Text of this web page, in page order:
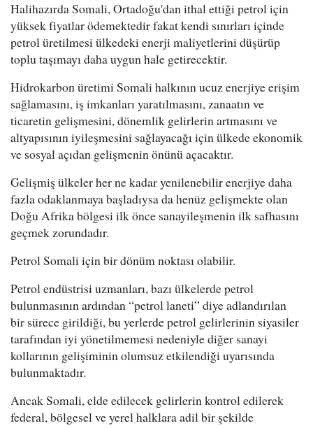
Halihazırda Somali, Ortadoğu'dan ithal ettiği petrol için
yüksek fiyatlar ödemektedir fakat kendi sınırları içinde
petrol üretilmesi ülkedeki enerji maliyetlerini düşürüp
toplu taşımayı daha uygun hale getirecektir.
Hidrokarbon üretimi Somali halkının ucuz enerjiye erişim
sağlamasını, iş imkanları yaratılmasını, zanaatın ve
ticaretin gelişmesini, dönemlik gelirlerin artmasını ve
altyapısının iyileşmesini sağlayacağı için ülkede ekonomik
ve sosyal açıdan gelişmenin önünü açacaktır.
Gelişmiş ülkeler her ne kadar yenilenebilir enerjiye daha
fazla odaklanmaya başladıysa da henüz gelişmekte olan
Doğu Afrika bölgesi ilk önce sanayileşmenin ilk safhasını
geçmek zorundadır.
Petrol Somali için bir dönüm noktası olabilir.
Petrol endüstrisi uzmanları, bazı ülkelerde petrol
bulunmasının ardından “petrol laneti” diye adlandırılan
bir sürece girildiği, bu yerlerde petrol gelirlerinin siyasiler
tarafından iyi yönetilmemesi nedeniyle diğer sanayi
kollarının gelişiminin olumsuz etkilendiği uyarısında
bulunmaktadır.
Ancak Somali, elde edilecek gelirlerin kontrol edilerek
federal, bölgesel ve yerel halklara adil bir şekilde